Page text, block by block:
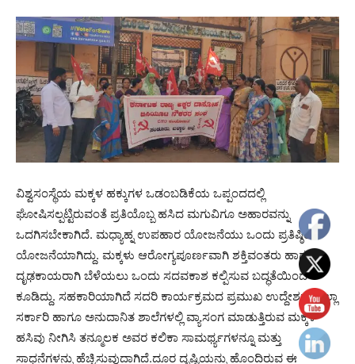
ವಿಶ್ವಸಂಸ್ಥೆಯ ಮಕ್ಕಳ ಹಕ್ಕುಗಳ ಒಡಂಬಡಿಕೆಯ ಒಪ್ಪಂದದಲ್ಲಿ
ಘೋಷಿಸಲ್ಪಟ್ಟಿರುವಂತೆ ಪ್ರತಿಯೊಬ್ಬ ಹಸಿದ ಮಗುವಿಗೂ ಅಹಾರವನ್ನು
ಒದಗಿಸಬೇಕಾಗಿದೆ. ಮಧ್ಯಾಹ್ನ ಉಪಹಾರ ಯೋಜನೆಯು ಒಂದು ಪ್ರತಿಷ್ಠಿತ
ಯೋಜನೆಯಾಗಿದ್ದು. ಮಕ್ಕಳು ಆರೋಗ್ಯಪೂರ್ಣವಾಗಿ ಶಕ್ತಿವಂತರು ಹಾಗೂ
ದೃಢಕಾಯರಾಗಿ ಬೆಳೆಯಲು ಒಂದು ಸದವಕಾಶ ಕಲ್ಪಿಸುವ ಬದ್ಧತೆಯಿಂದ
ಕೂಡಿದ್ದು. ಸಹಕಾರಿಯಾಗಿದೆ ಸದರಿ ಕಾರ್ಯಕ್ರಮದ ಪ್ರಮುಖ ಉದ್ದೇಶವು ಎಲ್ಲಾ
ಸರ್ಕಾರಿ ಹಾಗೂ ಅನುದಾನಿತ ಶಾಲೆಗಳಲ್ಲಿ ವ್ಯಾಸಂಗ ಮಾಡುತ್ತಿರುವ ಮಕ್ಕಳ
ಹಸಿವು ನೀಗಿಸಿ ತನ್ಮೂಲಕ ಅವರ ಕಲಿಕಾ ಸಾಮರ್ಥ್ಯಗಳನ್ನೂ ಮತ್ತು
ಸಾಧನೆಗಳನ್ನು ಹೆಚ್ಚಿಸುವುದಾಗಿದೆ.ದೂರ ದೃಷ್ಟಿಯನ್ನು ಹೊಂದಿರುವ ಈ